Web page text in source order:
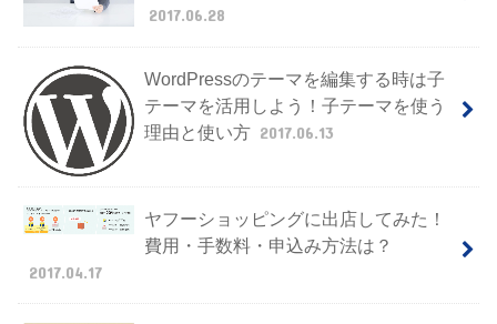
2017.06.28
WordPressのテーマを編集する時は子
テーマを活用しよう！子テーマを使う
理由と使い方 2017.06.13
ヤフーショッピングに出店してみた！
費用・手数料・申込み方法は？
2017.04.17